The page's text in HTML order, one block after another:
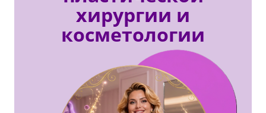
хирургии и
косметологии